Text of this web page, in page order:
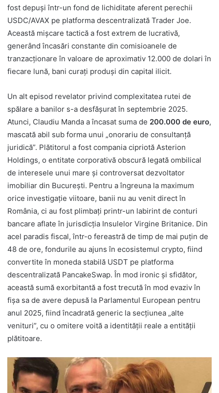
fost depuși într-un fond de lichiditate aferent perechii
USDC/AVAX pe platforma descentralizată Trader Joe.
Această mișcare tactică a fost extrem de lucrativă,
generând încasări constante din comisioanele de
tranzacționare în valoare de aproximativ 12.000 de dolari în
fiecare lună, bani curați produși din capital ilicit.
Un alt episod revelator privind complexitatea rutei de
spălare a banilor s-a desfășurat în septembrie 2025.
Atunci, Claudiu Manda a încasat suma de 200.000 de euro,
mascată abil sub forma unui „onorariu de consultanță
juridică”. Plătitorul a fost compania cipriotă Asterion
Holdings, o entitate corporativă obscură legată ombilical
de interesele unui mare și controversat dezvoltator
imobiliar din București. Pentru a îngreuna la maximum
orice investigație viitoare, banii nu au venit direct în
România, ci au fost plimbați printr-un labirint de conturi
bancare aflate în jurisdicția Insulelor Virgine Britanice. Din
acel paradis fiscal, într-o fereastră de timp de mai puțin de
48 de ore, fondurile au ajuns în ecosistemul crypto, fiind
convertite în moneda stabilă USDT pe platforma
descentralizată PancakeSwap. În mod ironic și sfidător,
această sumă exorbitantă a fost trecută în mod evaziv în
fișa sa de avere depusă la Parlamentul European pentru
anul 2025, fiind încadrată generic la secțiunea „alte
venituri”, cu o omitere voită a identității reale a entității
plătitoare.